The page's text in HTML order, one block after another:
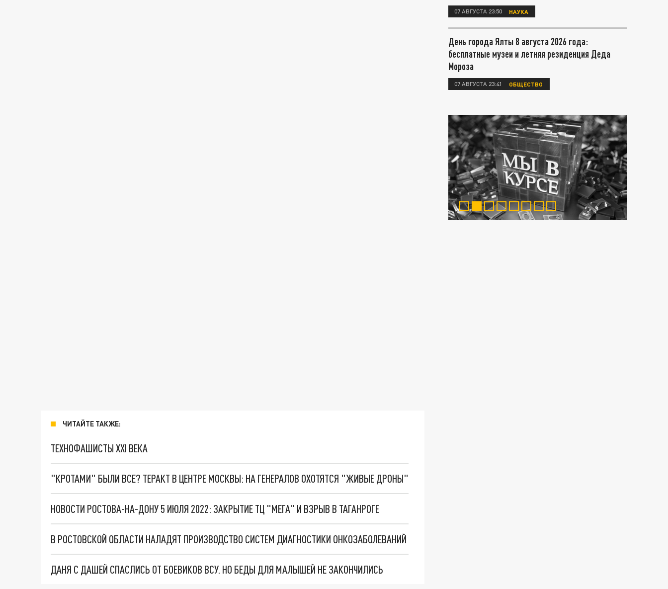
ЧИТАЙТЕ ТАКЖЕ:
ТЕХНОФАШИСТЫ XXI ВЕКА
"КРОТАМИ" БЫЛИ ВСЕ? ТЕРАКТ В ЦЕНТРЕ МОСКВЫ: НА ГЕНЕРАЛОВ ОХОТЯТСЯ "ЖИВЫЕ ДРОНЫ"
НОВОСТИ РОСТОВА-НА-ДОНУ 5 ИЮЛЯ 2022: ЗАКРЫТИЕ ТЦ "МЕГА" И ВЗРЫВ В ТАГАНРОГЕ
В РОСТОВСКОЙ ОБЛАСТИ НАЛАДЯТ ПРОИЗВОДСТВО СИСТЕМ ДИАГНОСТИКИ ОНКОЗАБОЛЕВАНИЙ
ДАНЯ С ДАШЕЙ СПАСЛИСЬ ОТ БОЕВИКОВ ВСУ. НО БЕДЫ ДЛЯ МАЛЫШЕЙ НЕ ЗАКОНЧИЛИСЬ
07 АВГУСТА 23:50 НАУКА
День города Ялты 8 августа 2026 года:
бесплатные музеи и летняя резиденция Деда
Мороза
07 АВГУСТА 23:41 ОБЩЕСТВО